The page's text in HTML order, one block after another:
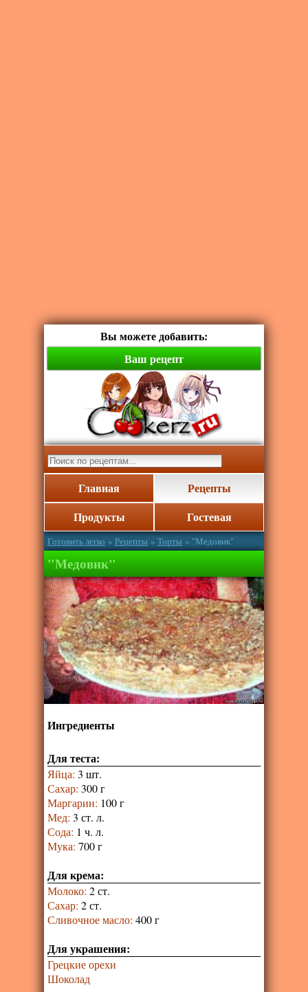
Вы можете добавить:
Ваш рецепт
Главная
Рецепты
Продукты
Гостевая
Готовить легко » Рецепты » Торты » "Медовик"
"Медовик"
Ингредиенты
Для теста:
Яйца: 3 шт.
Сахар: 300 г
Маргарин: 100 г
Мед: 3 ст. л.
Сода: 1 ч. л.
Мука: 700 г
Для крема:
Молоко: 2 ст.
Сахар: 2 ст.
Сливочное масло: 400 г
Для украшения:
Грецкие орехи
Шоколад